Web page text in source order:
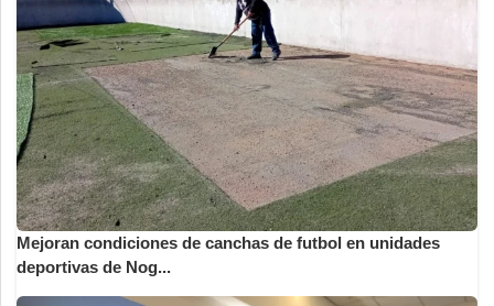
Mejoran condiciones de canchas de futbol en unidades
deportivas de Nog...